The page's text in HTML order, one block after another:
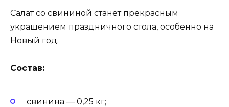
Салат со свининой станет прекрасным
украшением праздничного стола, особенно на
Новый год.
Состав:
свинина — 0,25 кг;